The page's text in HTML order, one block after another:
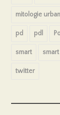
mitologie
pd pdl
smart
twitter